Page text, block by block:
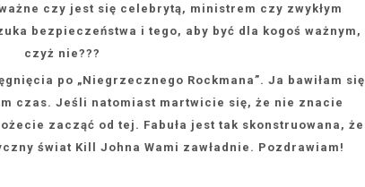
czy jest się celebrytą, ministrem czy zwykłym
bezpieczeństwa i tego, aby być dla kogoś ważnym,
czyż nie???
po „Niegrzecznego Rockmana”. Ja bawiłam się
czas. Jeśli natomiast martwicie się, że nie znacie
zacząć od tej. Fabuła jest tak skonstruowana, że
świat Kill Johna Wami zawładnie. Pozdrawiam!